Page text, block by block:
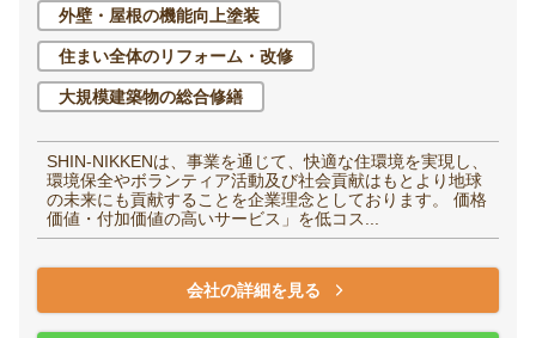
外壁・屋根の機能向上塗装
住まい全体のリフォーム・改修
大規模建築物の総合修繕
SHIN-NIKKENは、事業を通じて、快適な住環境を実現し、
環境保全やボランティア活動及び社会貢献はもとより地球
の未来にも貢献することを企業理念としております。 価格
価値・付加価値の高いサービス」を低コス...
会社の詳細を見る